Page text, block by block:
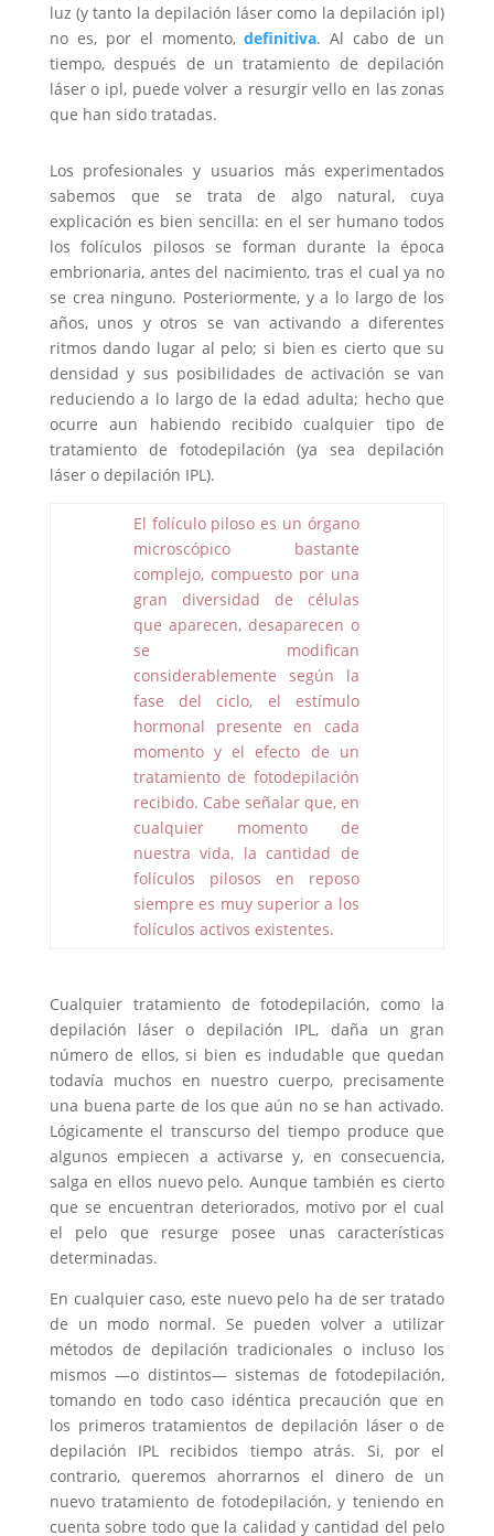
luz (y tanto la depilación láser como la depilación ipl)
no es, por el momento,definitiva. Al cabo de un
tiempo, después de un tratamiento de depilación
láser o ipl, puede volver a resurgir vello en las zonas
que han sido tratadas.
Los profesionales y usuarios más experimentados
sabemos que se trata de algo natural, cuya
explicación es bien sencilla: en el ser humano todos
los folículos pilosos se forman durante la época
embrionaria, antes del nacimiento, tras el cual ya no
se crea ninguno. Posteriormente, y a lo largo de los
años, unos y otros se van activando a diferentes
ritmos dando lugar al pelo; si bien es cierto que su
densidad y sus posibilidades de activación se van
reduciendo a lo largo de la edad adulta; hecho que
ocurre aun habiendo recibido cualquier tipo de
tratamiento de fotodepilación (ya sea depilación
láser o depilación IPL).
El folículo piloso es un órgano
microscópico bastante
complejo, compuesto por una
gran diversidad de células
que aparecen, desaparecen o
se modifican
considerablemente según la
fase del ciclo, el estímulo
hormonal presente en cada
momento y el efecto de un
tratamiento de fotodepilación
recibido. Cabe señalar que, en
cualquier momento de
nuestra vida, la cantidad de
folículos pilosos en reposo
siempre es muy superior a los
folículos activos existentes.
Cualquier tratamiento de fotodepilación, como la
depilación láser o depilación IPL, daña un gran
número de ellos, si bien es indudable que quedan
todavía muchos en nuestro cuerpo, precisamente
una buena parte de los que aún no se han activado.
Lógicamente el transcurso del tiempo produce que
algunos empiecen a activarse y, en consecuencia,
salga en ellos nuevo pelo. Aunque también es cierto
que se encuentran deteriorados, motivo por el cual
el pelo que resurge posee unas características
determinadas.
En cualquier caso, este nuevo pelo ha de ser tratado
de un modo normal. Se pueden volver a utilizar
métodos de depilación tradicionales o incluso los
mismos —o distintos— sistemas de fotodepilación,
tomando en todo caso idéntica precaución que en
los primeros tratamientos de depilación láser o de
depilación IPL recibidos tiempo atrás. Si, por el
contrario, queremos ahorrarnos el dinero de un
nuevo tratamiento de fotodepilación, y teniendo en
cuenta sobre todo que la calidad y cantidad del pelo